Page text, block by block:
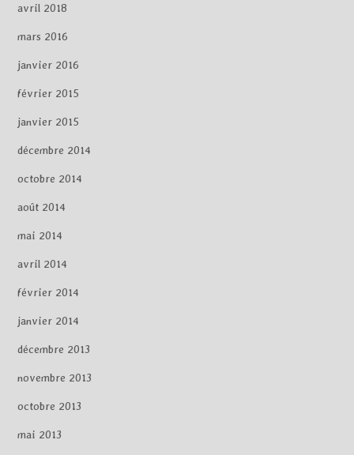
avril 2018
mars 2016
janvier 2016
février 2015
janvier 2015
décembre 2014
octobre 2014
août 2014
mai 2014
avril 2014
février 2014
janvier 2014
décembre 2013
novembre 2013
octobre 2013
mai 2013